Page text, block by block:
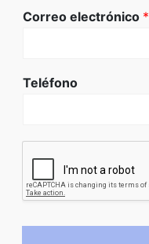
Correo electrónico *
Teléfono